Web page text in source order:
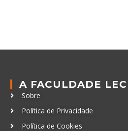
A FACULDADE LEC
Sobre
Política de Privacidade
Política de Cookies